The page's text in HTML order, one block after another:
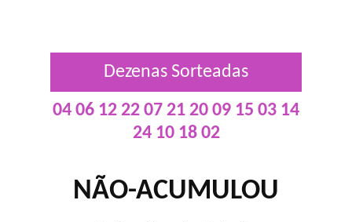
Dezenas Sorteadas
04 06 12 22 07 21 20 09 15 03 14
24 10 18 02
NÃO-ACUMULOU